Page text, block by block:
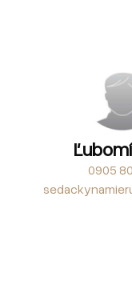
0905